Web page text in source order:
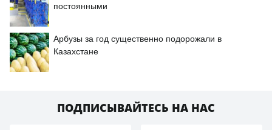
постоянными
Арбузы за год существенно подорожали в
Казахстане
ПОДПИСЫВАЙТЕСЬ НА НАС